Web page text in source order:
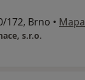
172, Brno • Mapa
s.r.o.